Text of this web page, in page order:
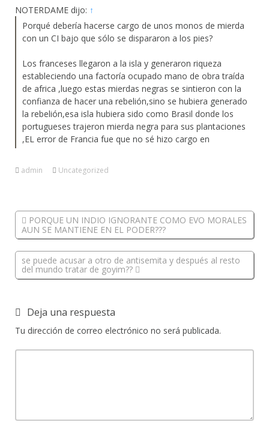
NOTERDAME dijo: ↑
Porqué debería hacerse cargo de unos monos de mierda
con un CI bajo que sólo se dispararon a los pies?
Los franceses llegaron a la isla y generaron riqueza
estableciendo una factoría ocupado mano de obra traída
de africa ,luego estas mierdas negras se sintieron con la
confianza de hacer una rebelión,sino se hubiera generado
la rebelión,esa isla hubiera sido como Brasil donde los
portugueses trajeron mierda negra para sus plantaciones
,EL error de Francia fue que no sé hizo cargo en
admin Uncategorized
PORQUE UN INDIO IGNORANTE COMO EVO MORALES
AUN SE MANTIENE EN EL PODER???
se puede acusar a otro de antisemita y después al resto
del mundo tratar de goyim??
Deja una respuesta
Tu dirección de correo electrónico no será publicada.